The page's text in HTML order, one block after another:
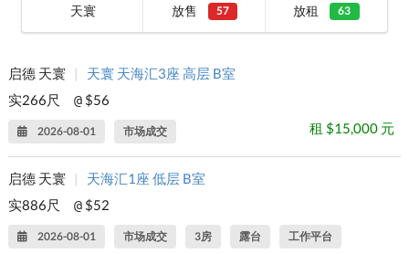
天寰 放售 57 放租 63
启德 天寰 |
天寰 天海汇3座 高层 B室
实266尺
@ $56
2026-08-01 市场成交 租 $15,000 元
启德 天寰 |
天海汇1座 低层 B室
实886尺
@ $52
2026-08-01 市场成交 3房 露台 工作平台